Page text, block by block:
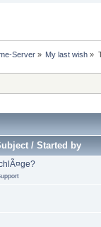
Server» My last wish »
/ Started by